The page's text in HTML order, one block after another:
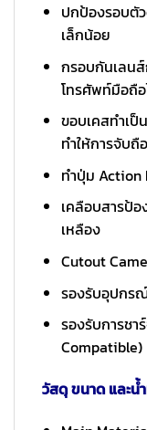
ปกป้องรอบตั
เล็กน้อย
กรอบกันเลน
โทรศัพท์มือถื
ขอบเคสทำเป็
ทำให้การจับถื
ทำปุ่ม Action
เคลือบสารป้
เหลือง
Cutout
รองรับอุปกร
รองรับการชา
Compatible)
วัสดุ ขนาด และน้